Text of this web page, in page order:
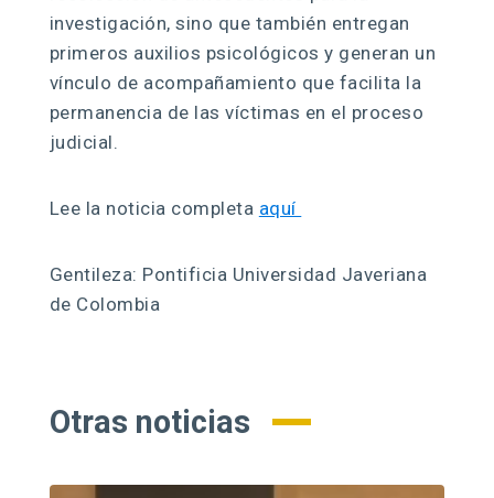
investigación, sino que también entregan
primeros auxilios psicológicos y generan un
vínculo de acompañamiento que facilita la
permanencia de las víctimas en el proceso
judicial.
Lee la noticia completa aquí
Gentileza: Pontificia Universidad Javeriana
de Colombia
Otras noticias